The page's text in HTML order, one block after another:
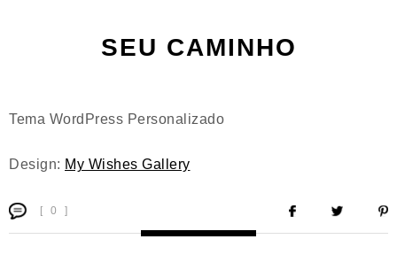
SEU CAMINHO
Tema WordPress Personalizado
Design: My Wishes Gallery
[ 0 ]